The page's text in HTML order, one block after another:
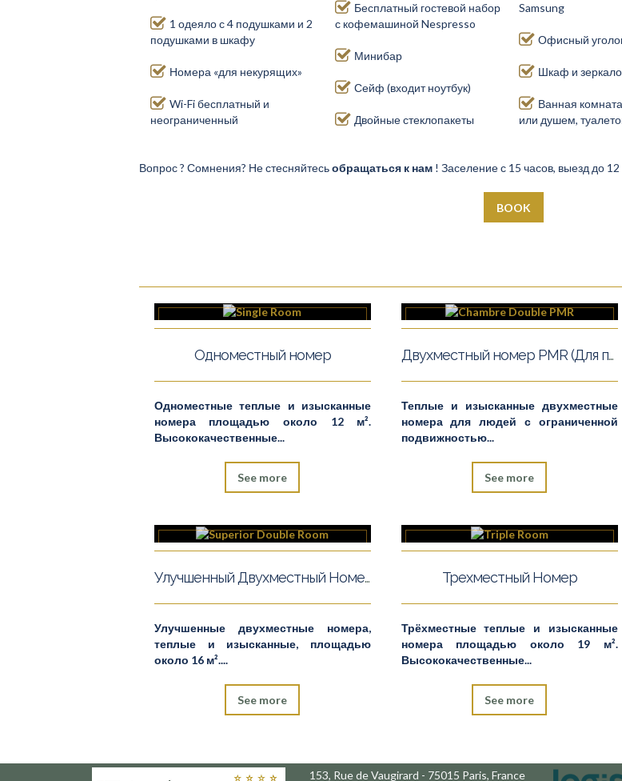
1 одеяло с 4 подушками и 2
подушками в шкафу
Номера «для некурящих»
Wi-Fi бесплатный и
неограниченный
Бесплатный гостевой набор
с кофемашиной Nespresso
Минибар
Сейф (входит ноутбук)
Двойные стеклопакеты
Samsung
Офисный
Шкаф и зеркало
Ванная
или душем,
Вопрос ? Сомнения? Не стесняйтесьобращаться к нам ! Заселение с 15 часов, выезд до 12
BOOK
Одноместный номер
Одноместные теплые и изысканные
номера площадью около 12 м².
Высококачественные...
See more
Двухместный номер PMR (Для персон с ограниченными возможностями)
Теплые и изысканные двухместные
номера для людей с ограниченной
подвижностью...
See more
Улучшенный Двухместный Номер
Улучшенные двухместные номера,
теплые и изысканные, площадью
около 16 м²....
See more
Трехместный Номер
Трёхместные теплые и изысканные
номера площадью около 19 м².
Высококачественные...
See more
153, Rue de Vaugirard - 75015 Paris, France